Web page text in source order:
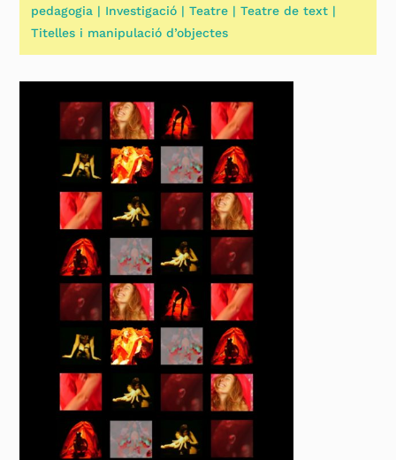
pedagogia | Investigació | Teatre | Teatre de text |
Titelles i manipulació d’objectes